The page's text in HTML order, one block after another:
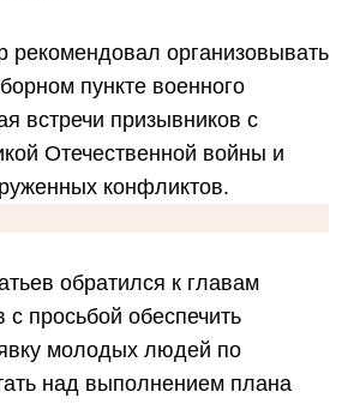
рекомендовал организовывать
пункте военного
встречи призывников с
Отечественной войны и
конфликтов.
обратился к главам
с просьбой обеспечить
молодых людей по
над выполнением плана